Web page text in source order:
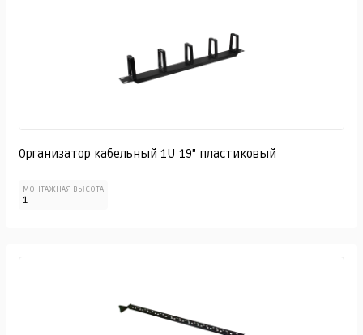
Организатор кабельный 1U 19" пластиковый
МОНТАЖНАЯ ВЫСОТА
1